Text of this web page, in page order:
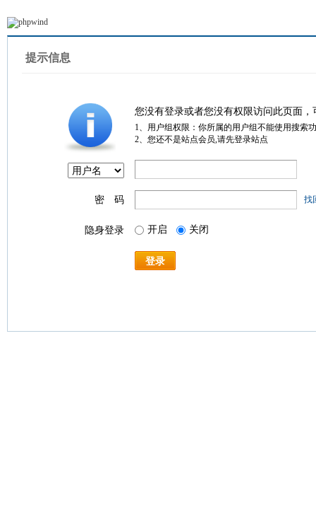
提示信息
您没有登录或者您没有权限访问此页面
1、用户组权限：你所属的用户组不能使用搜索
2、您还不是站点会员,请先登录站点
密 码 找
隐身登录 开启 关闭
登录